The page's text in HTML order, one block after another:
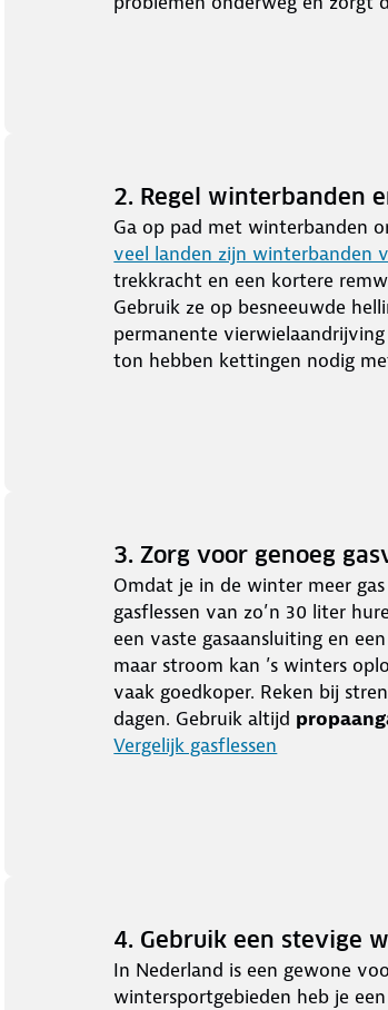
2. Regel winterbanden
Ga op pad met winterbanden
veel landen zijn winterbanden
trekkracht en een kortere
Gebruik ze op besneeuwde
permanente
ton hebben kettingen nodig
3. Zorg voor genoeg
Omdat je in de winter meer
gasflessen van zo’n 30 liter
een vaste gasaansluiting en
maar stroom kan ’s winters
vaak goedkoper. Reken bij
dagen. Gebruik altijd
Vergelijk gasflessen
4. Gebruik een stevige
In Nederland is een gewone
wintersportgebieden heb je